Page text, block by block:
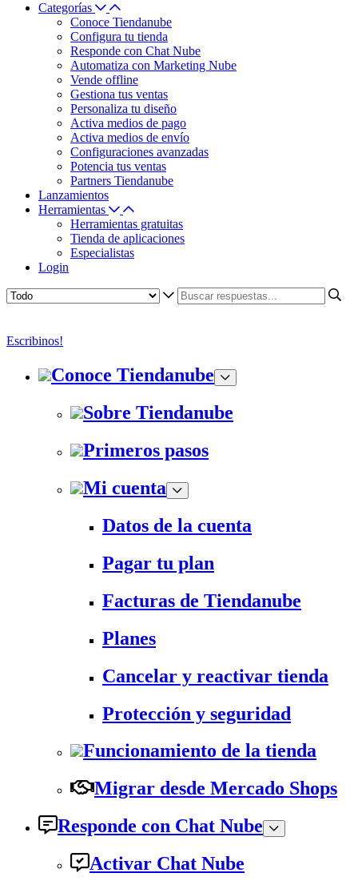
Categorías
Conoce Tiendanube
Configura tu tienda
Responde con Chat Nube
Automatiza con Marketing Nube
Vende offline
Gestiona tus ventas
Personaliza tu diseño
Activa medios de pago
Activa medios de envío
Configuraciones avanzadas
Potencia tus ventas
Partners Tiendanube
Lanzamientos
Herramientas
Herramientas gratuitas
Tienda de aplicaciones
Especialistas
Login
Escribinos!
Conoce Tiendanube
Sobre Tiendanube
Primeros pasos
Mi cuenta
Datos de la cuenta
Pagar tu plan
Facturas de Tiendanube
Planes
Cancelar y reactivar tienda
Protección y seguridad
Funcionamiento de la tienda
Migrar desde Mercado Shops
Responde con Chat Nube
Activar Chat Nube